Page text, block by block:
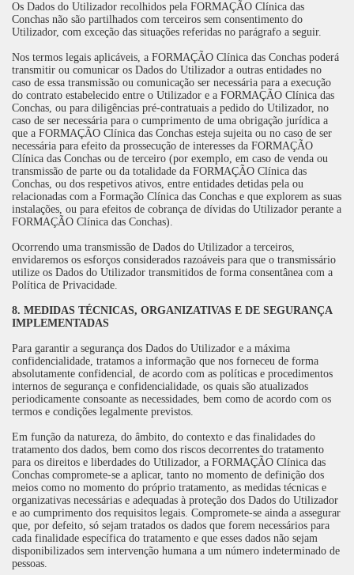
Os Dados do Utilizador recolhidos pela FORMAÇÃO Clínica das
Conchas não são partilhados com terceiros sem consentimento do
Utilizador, com exceção das situações referidas no parágrafo a seguir.
Nos termos legais aplicáveis, a FORMAÇÃO Clínica das Conchas poderá
transmitir ou comunicar os Dados do Utilizador a outras entidades no
caso de essa transmissão ou comunicação ser necessária para a execução
do contrato estabelecido entre o Utilizador e a FORMAÇÃO Clínica das
Conchas, ou para diligências pré-contratuais a pedido do Utilizador, no
caso de ser necessária para o cumprimento de uma obrigação jurídica a
que a FORMAÇÃO Clínica das Conchas esteja sujeita ou no caso de ser
necessária para efeito da prossecução de interesses da FORMAÇÃO
Clínica das Conchas ou de terceiro (por exemplo, em caso de venda ou
transmissão de parte ou da totalidade da FORMAÇÃO Clínica das
Conchas, ou dos respetivos ativos, entre entidades detidas pela ou
relacionadas com a Formação Clínica das Conchas e que explorem as suas
instalações, ou para efeitos de cobrança de dívidas do Utilizador perante a
FORMAÇÃO Clínica das Conchas).
Ocorrendo uma transmissão de Dados do Utilizador a terceiros,
envidaremos os esforços considerados razoáveis para que o transmissário
utilize os Dados do Utilizador transmitidos de forma consentânea com a
Política de Privacidade.
8. MEDIDAS TÉCNICAS, ORGANIZATIVAS E DE SEGURANÇA
IMPLEMENTADAS
Para garantir a segurança dos Dados do Utilizador e a máxima
confidencialidade, tratamos a informação que nos forneceu de forma
absolutamente confidencial, de acordo com as políticas e procedimentos
internos de segurança e confidencialidade, os quais são atualizados
periodicamente consoante as necessidades, bem como de acordo com os
termos e condições legalmente previstos.
Em função da natureza, do âmbito, do contexto e das finalidades do
tratamento dos dados, bem como dos riscos decorrentes do tratamento
para os direitos e liberdades do Utilizador, a FORMAÇÃO Clínica das
Conchas compromete-se a aplicar, tanto no momento de definição dos
meios como no momento do próprio tratamento, as medidas técnicas e
organizativas necessárias e adequadas à proteção dos Dados do Utilizador
e ao cumprimento dos requisitos legais. Compromete-se ainda a assegurar
que, por defeito, só sejam tratados os dados que forem necessários para
cada finalidade específica do tratamento e que esses dados não sejam
disponibilizados sem intervenção humana a um número indeterminado de
pessoas.